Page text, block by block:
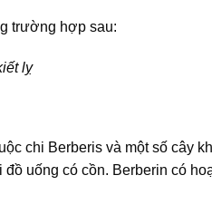
trường hợp sau:
lỵ
chi Berberis và một số cây
uống có cồn. Berberin có